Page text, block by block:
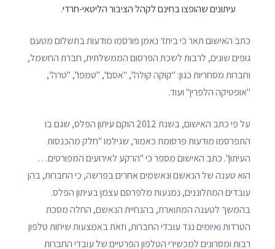
עיתונים שהופצו בחינם לקהל הציבור הליטאי-חרדי.
כתב האישום תאר כי ביתד נאמן פורסמו מודעות בתשלום מטעם
גופים שונים, לרבות לשכת הפרסום הממשלתית, חברת החשמל,
וחברות מסחריות כגון: "קוקה קולה", "אסם", "טמפו", "טרה",
"אופטיקה הלפרין" ועוד.
על פי כתב האישום, בשנת 2012 הוקם עיתון הפלס, שגם בו
התפרסמו מודעות פרסומת כאמור, שגילמו "חלק מהכנסות
העיתון". כתב האישום מספר כי "הרקע לאירועים המפורטים…
הוא טענה של הנאשם ונאשמים אחרים בפרשה, כי החברות, בהן
עובדים המתלוננים, נמנעות מלפרסם עצמן בעיתון הפלס.
בהמשך לטענה המתוארת, בהנחיית הנאשם, החלה מסכת
הטרדות ואיומים נגד עובדי החברות, וזאת באמצעות שיחות טלפון
רבות ומסרונים למכשירי הטלפון הפרטיים של עובדי החברות